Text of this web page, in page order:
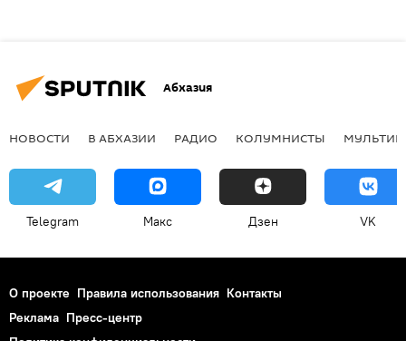
Абхазия
НОВОСТИ В АБХАЗИИ РАДИО КОЛУМНИСТЫ
Telegram Макс Дзен VK
О проекте Правила использования Контакты
Реклама Пресс-центр